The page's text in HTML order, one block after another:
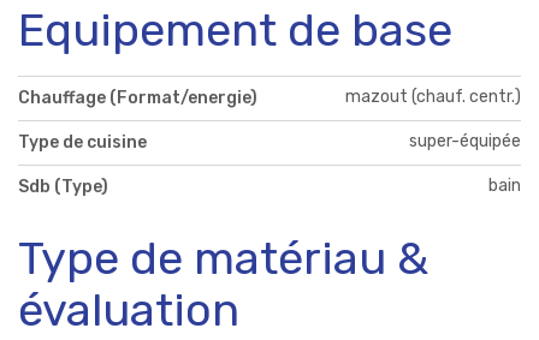
Equipement de base
Chauffage (Format/energie) mazout (chauf. centr.)
Type de cuisine super-équipée
Sdb (Type) bain
Type de matériau &
évaluation